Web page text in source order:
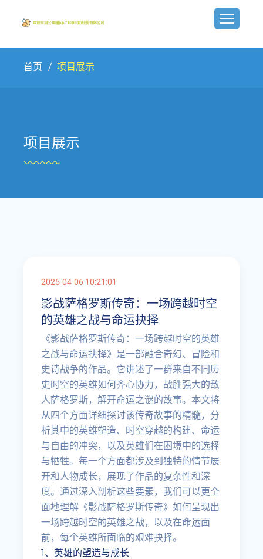
首页 项目展示
项目展示
2025-04-06 10:21:01
影战萨格罗斯传奇：一场跨越时空
的英雄之战与命运抉择
《影战萨格罗斯传奇：一场跨越时空的英雄
之战与命运抉择》是一部融合奇幻、冒险和
史诗战争的作品。它讲述了一群来自不同历
史时空的英雄如何齐心协力，战胜强大的敌
人萨格罗斯，解开命运之谜的故事。本文将
从四个方面详细探讨该传奇故事的精髓，分
析其中的英雄塑造、时空穿越的构建、命运
与自由的冲突，以及英雄们在困境中的选择
与牺牲。每一个方面都涉及到独特的情节展
开和人物成长，展现了作品的复杂性和深
度。通过深入剖析这些要素，我们可以更全
面地理解《影战萨格罗斯传奇》如何呈现出
一场跨越时空的英雄之战，以及在命运面
前，每个英雄所面临的艰难抉择。
1、英雄的塑造与成长